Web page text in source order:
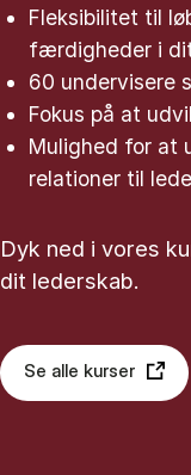
Fleksibilitet til
færdigheder i
60 undervisere
Fokus på at
Mulighed for at
relationer til
Dyk ned i vores
dit lederskab.
Se alle kurser